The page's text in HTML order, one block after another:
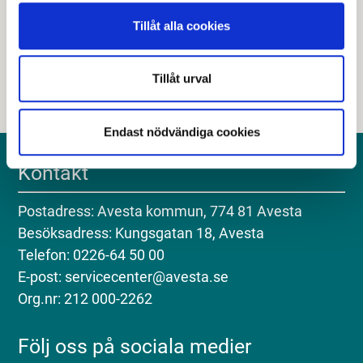
Tillåt alla cookies
Tillåt urval
Endast nödvändiga cookies
Nej
Kontakt
Postadress: Avesta kommun, 774 81 Avesta
Besöksadress: Kungsgatan 18, Avesta
Telefon: 0226-64 50 00
E-post: servicecenter@avesta.se
Org.nr: 212 000-2262
Följ oss på sociala medier